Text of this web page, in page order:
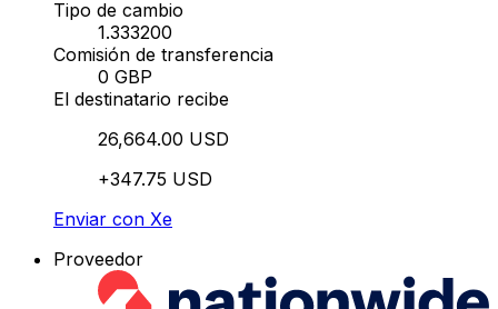
Tipo de cambio
1.333200
Comisión de transferencia
0 GBP
El destinatario recibe
26,664.00 USD
+347.75 USD
Enviar con Xe
Proveedor